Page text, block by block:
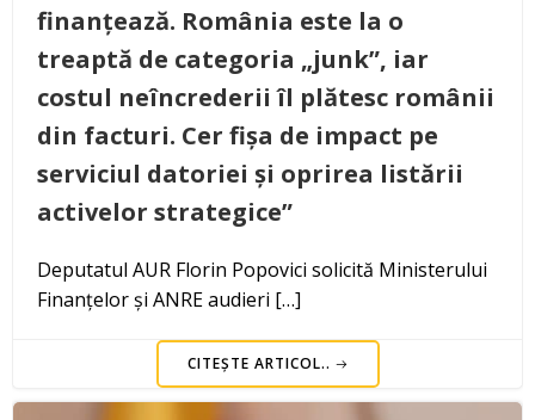
finanțează. România este la o
treaptă de categoria „junk”, iar
costul neîncrederii îl plătesc românii
din facturi. Cer fișa de impact pe
serviciul datoriei și oprirea listării
activelor strategice”
Deputatul AUR Florin Popovici solicită Ministerului
Finanțelor și ANRE audieri […]
CITEȘTE ARTICOL..